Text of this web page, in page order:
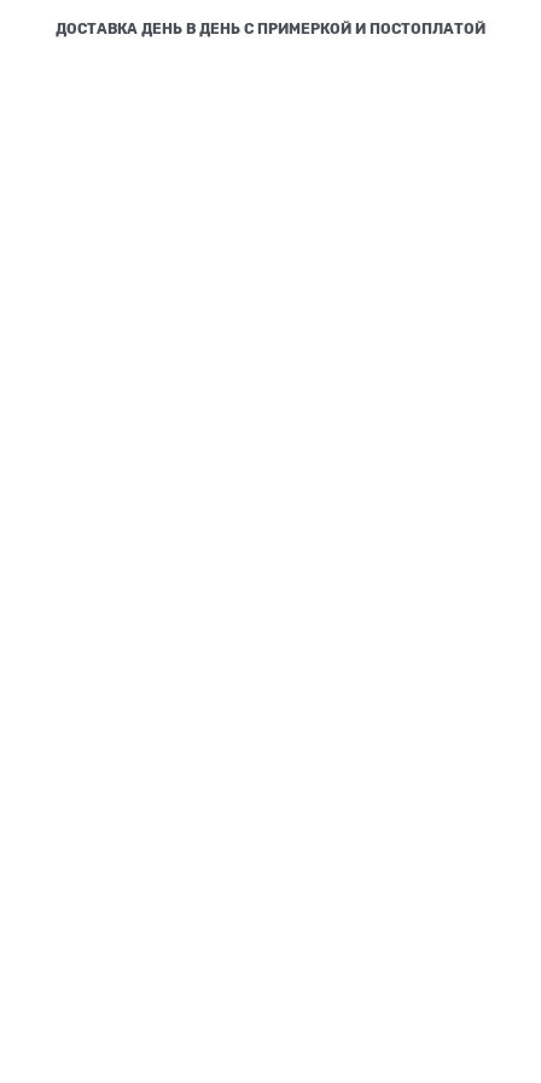
ДОСТАВКА ДЕНЬ В ДЕНЬ С ПРИМЕРКОЙ И ПОСТОПЛАТОЙ